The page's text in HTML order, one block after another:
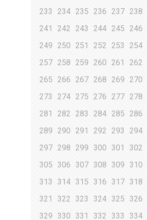
233
234 235 236 237 238
241
242 243 244 245 246
249 250 251 252 253 254
257 258 259 260 261 262
265 266 267 268 269 270
273
274 275 276 277 278
281
282 283 284 285 286
289 290 291 292 293 294
297 298 299 300 301 302
305
306 307 308 309 310
313
314 315 316 317 318
321
322 323 324 325 326
329
330 331 332 333 334